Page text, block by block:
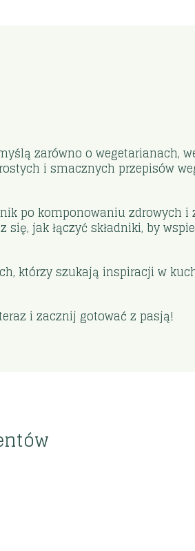
zarówno o wegetarianach,
i smacznych przepisów
po komponowaniu zdrowych
jak łączyć składniki, by
którzy szukają inspiracji w
i zacznij gotować z pasją!